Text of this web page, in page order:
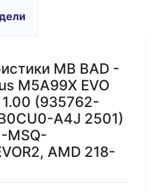
MB BAD -
M5A99X EVO
1.00 (935762-
A4J 2501)
MSQ-
AMD 218-